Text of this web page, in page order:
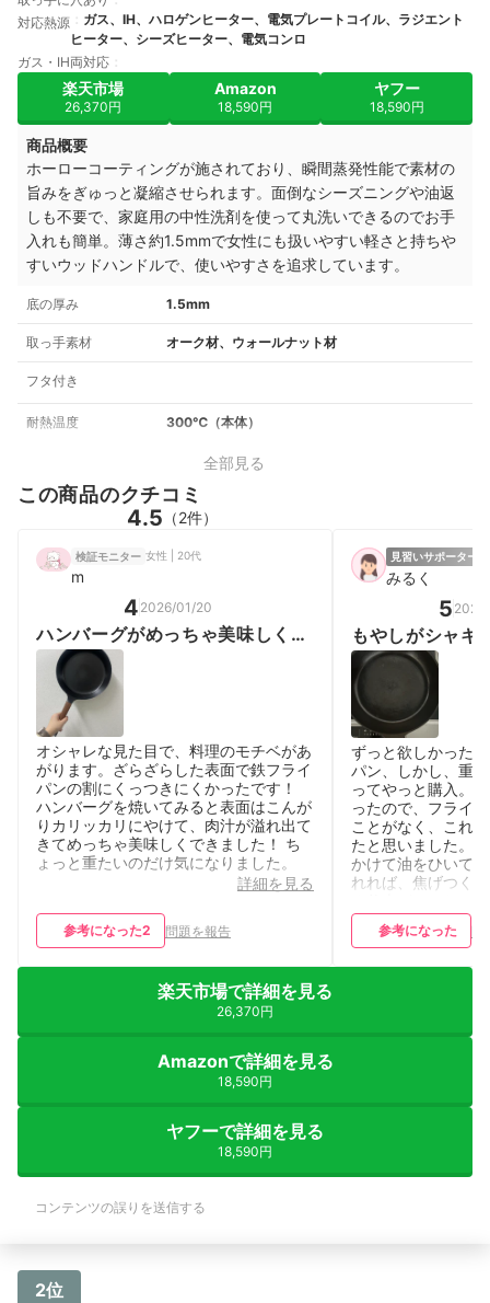
対応熱源
ガス、IH、ハロゲンヒーター、電気プレートコイル、ラジエント
ヒーター、シーズヒーター、電気コンロ
ガス・IH両対応
楽天市場
26,370円
Amazon
18,590円
ヤフー
18,590円
商品概要
ホーローコーティングが施されており、瞬間蒸発性能で素材の
旨みをぎゅっと凝縮させられます。面倒なシーズニングや油返
しも不要で、 家庭用の中性洗剤を使って丸洗いできるのでお手
入れも簡単。 薄さ約1.5mmで女性にも扱いやすい軽さと持ちや
すいウッドハンドルで、使いやすさを追求しています。
底の厚み 1.5mm
取っ手素材 オーク材、ウォールナット材
フタ付き
耐熱温度 300℃（本体）
全部見る
この商品のクチコミ
4.5 （2件）
検証モニター 女性 | 20代
m
4 2026/01/20
ハンバーグがめっちゃ美味しく焼
けた！
オシャレな見た目で、料理のモチベがあ
がります。ざらざらした表面で鉄フライ
パンの割にくっつきにくかったです！
ハンバーグを焼いてみると表面はこんが
りカリッカリにやけて、肉汁が溢れ出て
きてめっちゃ美味しくできました！ ち
ょっと重たいのだけ気になりました。
詳細を見る
参考になった2 問題を報告
見習いサポーター
みるく
5
もやしがシャキ
ずっと欲しかった
パン、しかし、重
ってやっと購入。
ったので、フライ
ことがなく、これ
たと思いました。
かけて油をひいて
れれば、焦げつく
が、本当にシャキ
動しました。 洗う
しやすいです。 次
参考になった
楽天市場で詳細を見る
26,370円
Amazonで詳細を見る
18,590円
ヤフーで詳細を見る
18,590円
コンテンツの誤りを送信する
2位